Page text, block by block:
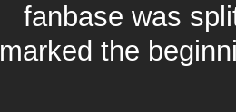
fanbase was
marked the